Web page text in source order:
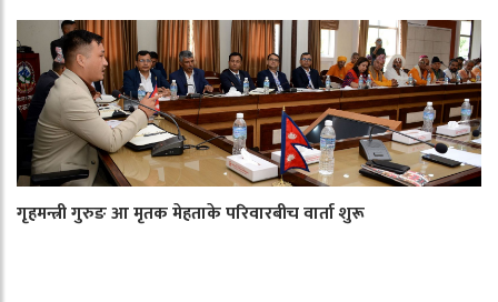
गृहमन्त्री गुरुङ आ मृतक मेहताके परिवारबीच वार्ता शुरू